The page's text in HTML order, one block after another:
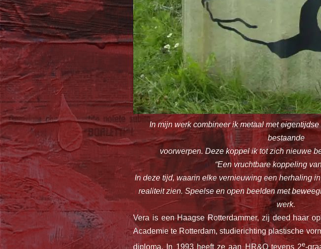
In mijn werk combineer ik metaal met
bestaande
voorwerpen. Deze koppel ik tot zich nieuwe
“Een vruchtbare koppeling
In deze tijd, waarin elke vernieuwing een herhaling
realiteit zien. Speelse en open beelden met
werk.
Vera is een Haagse Rotterdammer, zij deed haar
Academie te Rotterdam, studierichting plastische
diploma. In 1993 heeft ze aan HR&O tevens 2e-